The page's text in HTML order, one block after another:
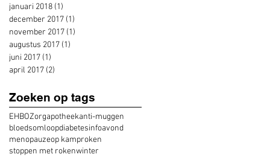
januari 2018 (1)
december 2017 (1)
november 2017 (1)
augustus 2017 (1)
juni 2017 (1)
april 2017 (2)
Zoeken op tags
EHBOZorgapotheekanti-muggen
bloedsomloopdiabetesinfoavond
menopauzeop kamproken
stoppen met rokenwinter